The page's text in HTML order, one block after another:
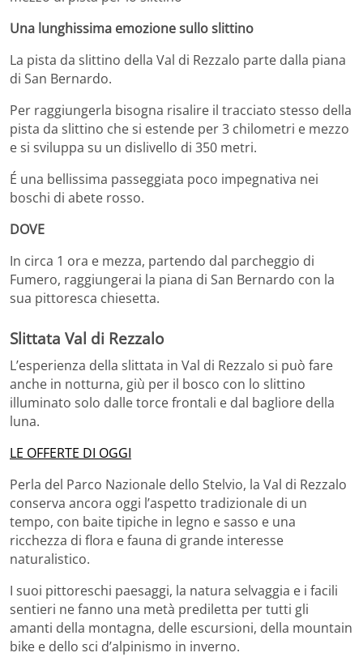
Una lunghissima emozione sullo slittino
La pista da slittino della Val di Rezzalo parte dalla piana
di San Bernardo.
Per raggiungerla bisogna risalire il tracciato stesso della
pista da slittino che si estende per 3 chilometri e mezzo
e si sviluppa su un dislivello di 350 metri.
É una bellissima passeggiata poco impegnativa nei
boschi di abete rosso.
DOVE
In circa 1 ora e mezza, partendo dal parcheggio di
Fumero, raggiungerai la piana di San Bernardo con la
sua pittoresca chiesetta.
Slittata Val di Rezzalo
L’esperienza della slittata in Val di Rezzalo si può fare
anche in notturna, giù per il bosco con lo slittino
illuminato solo dalle torce frontali e dal bagliore della
luna.
LE OFFERTE DI OGGI
Perla del Parco Nazionale dello Stelvio, la Val di Rezzalo
conserva ancora oggi l’aspetto tradizionale di un
tempo, con baite tipiche in legno e sasso e una
ricchezza di flora e fauna di grande interesse
naturalistico.
I suoi pittoreschi paesaggi, la natura selvaggia e i facili
sentieri ne fanno una metà prediletta per tutti gli
amanti della montagna, delle escursioni, della mountain
bike e dello sci d’alpinismo in inverno.